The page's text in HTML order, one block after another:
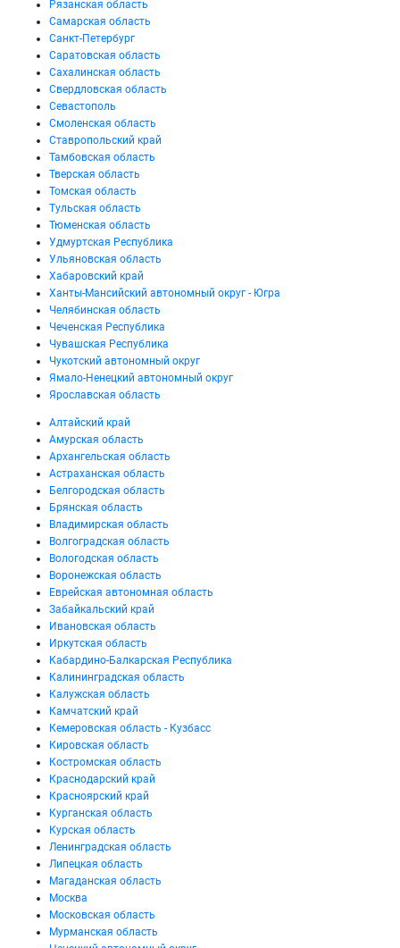
Рязанская область
Самарская область
Санкт-Петербург
Саратовская область
Сахалинская область
Свердловская область
Севастополь
Смоленская область
Ставропольский край
Тамбовская область
Тверская область
Томская область
Тульская область
Тюменская область
Удмуртская Республика
Ульяновская область
Хабаровский край
Ханты-Мансийский автономный округ - Югра
Челябинская область
Чеченская Республика
Чувашская Республика
Чукотский автономный округ
Ямало-Ненецкий автономный округ
Ярославская область
Алтайский край
Амурская область
Архангельская область
Астраханская область
Белгородская область
Брянская область
Владимирская область
Волгоградская область
Вологодская область
Воронежская область
Еврейская автономная область
Забайкальский край
Ивановская область
Иркутская область
Кабардино-Балкарская Республика
Калининградская область
Калужская область
Камчатский край
Кемеровская область - Кузбасс
Кировская область
Костромская область
Краснодарский край
Красноярский край
Курганская область
Курская область
Ленинградская область
Липецкая область
Магаданская область
Москва
Московская область
Мурманская область